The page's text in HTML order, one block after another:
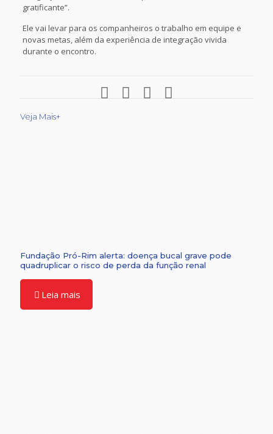
gratificante”.
Ele vai levar para os companheiros o trabalho em equipe e
novas metas, além da experiência de integração vivida
durante o encontro.
Veja Mais+
Fundação Pró-Rim alerta: doença bucal grave pode
quadruplicar o risco de perda da função renal
Leia mais